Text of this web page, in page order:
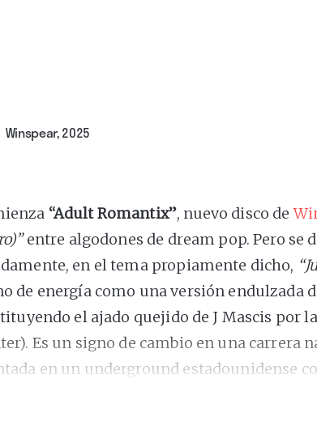
Winspear, 2025
“Adult Romantix”, nuevo disco de
entre algodones de dream pop. Pero se
en el tema propiamente dicho,
de energía como una versión endulzada
el ajado quejido de J Mascis por
Es un signo de cambio en una carrera
en un underground estadounidense